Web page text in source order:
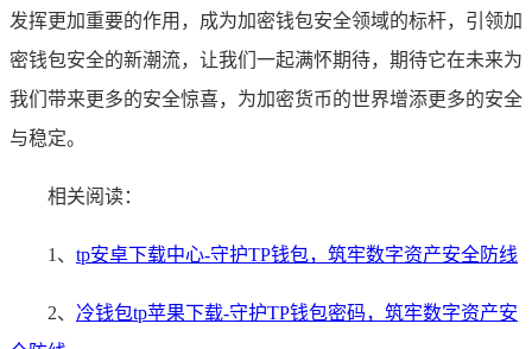
发挥更加重要的作用，成为加密钱包安全领域的标杆，引领加
密钱包安全的新潮流，让我们一起满怀期待，期待它在未来为
我们带来更多的安全惊喜，为加密货币的世界增添更多的安全
与稳定。
相关阅读：
1、 tp安卓下载中心-守护TP钱包，筑牢数字资产安全防线
2、 冷钱包tp苹果下载-守护TP钱包密码，筑牢数字资产安